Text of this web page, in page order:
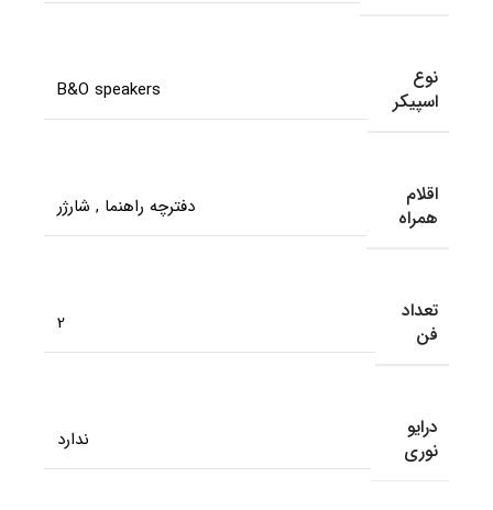
نوع
اسپیکر
B&O speakers
اقلام
همراه
دفترچه راهنما , شارژر
تعداد
فن
2
درایو
نوری
ندارد